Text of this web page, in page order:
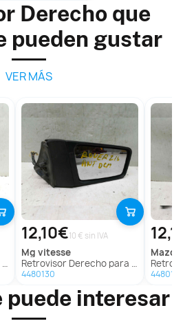
Derecho que
pueden gustar
VER MÁS
12,10€10 € sin IVA
mg vitesse
Retrovisor Derecho para Mg Vitesse
4480130
mazda
puede interesar